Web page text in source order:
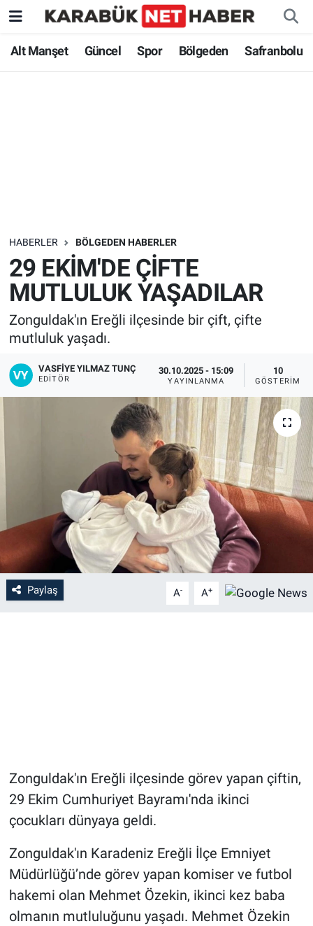
Alt Manşet Güncel Spor Bölgeden Safranbolu
HABERLER BÖLGEDEN HABERLER
29 EKİM'DE ÇİFTE
MUTLULUK YAŞADILAR
Zonguldak'ın Ereğli ilçesinde bir çift, çifte
mutluluk yaşadı.
VASFIYE YILMAZ TUNÇ
EDITÖR
30.10.2025 - 15:09
YAYINLANMA
10
GÖSTERIM
Paylaş A- A+
Zonguldak'ın Ereğli ilçesinde görev yapan çiftin,
29 Ekim Cumhuriyet Bayramı'nda ikinci
çocukları dünyaya geldi.
Zonguldak'ın Karadeniz Ereğli İlçe Emniyet
Müdürlüğü’nde görev yapan komiser ve futbol
hakemi olan Mehmet Özekin, ikinci kez baba
olmanın mutluluğunu yaşadı. Mehmet Özekin